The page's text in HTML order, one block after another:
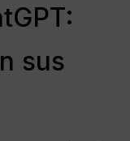
sus